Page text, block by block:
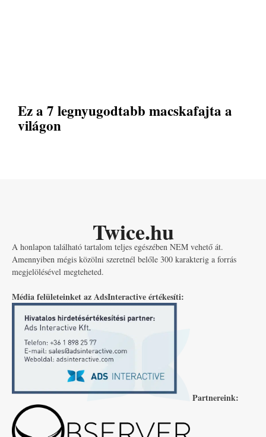
Ez a 7 legnyugodtabb macskafajta a
világon
Twice.hu
A honlapon található tartalom teljes egészében NEM vehető át.
Amennyiben mégis közölni szeretnél belőle 300 karakterig a forrás
megjelölésével megteheted.
Média felületeinket az AdsInteractive értékesíti:
Partnereink: